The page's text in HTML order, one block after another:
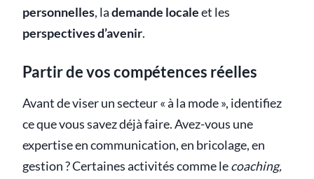
personnelles, lademande localeet les
perspectives d’avenir.
Partir de vos compétences réelles
Avant de viser un secteur « à la mode », identifiez
ce que vous savez déjà faire. Avez-vous une
expertise en communication, en bricolage, en
gestion ? Certaines activités comme lecoaching,